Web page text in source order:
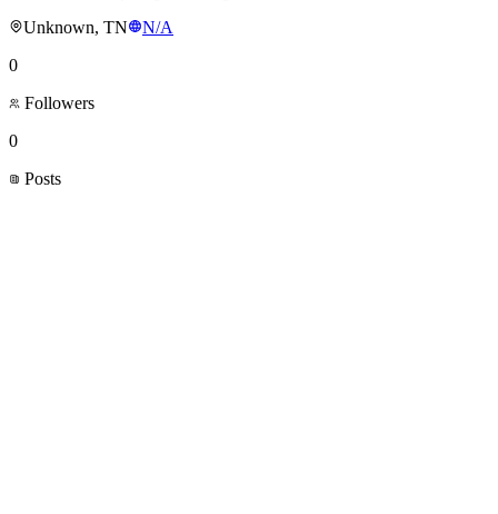
Unknown, TN
N/A
0
Followers
0
Posts